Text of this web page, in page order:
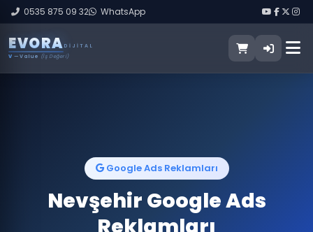
0535 875 09 32 WhatsApp
EVORA DIJITAL
V — Value (İş Değeri)
Google Ads Reklamları
Nevşehir Google Ads
Reklamları